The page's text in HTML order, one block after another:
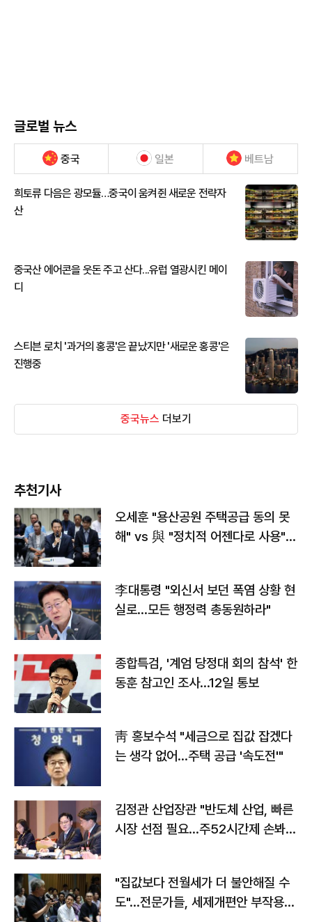
글로벌 뉴스
중국 일본 베트남
희토류 다음은 광모듈…중국이 움켜쥔 새로운 전략자
산
중국산 에어콘을 웃돈 주고 산다...유럽 열광시킨 메이
디
스티븐 로치 '과거의 홍콩'은 끝났지만 '새로운 홍콩'은
진행중
중국뉴스 더보기
추천기사
오세훈 "용산공원 주택공급 동의 못
해" vs 與 "정치적 어젠다로 사용"
李대통령 "외신서 보던 폭염 상황 현
실로…모든 행정력 총동원하라"
종합특검, '계엄 당정대 회의 참석' 한
동훈 참고인 조사...12일 통보
靑 홍보수석 "세금으로 집값 잡겠다
는 생각 없어…주택 공급 '속도전'"
김정관 산업장관 "반도체 산업, 빠른
시장 선점 필요…주52시간제 손봐
"집값보다 전월세가 더 불안해질 수
도"…전문가들, 세제개편안 부작용